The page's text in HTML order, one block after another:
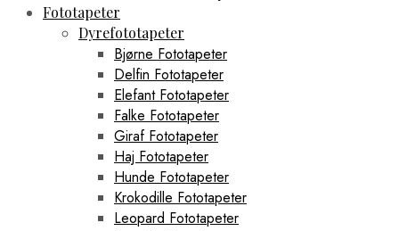
Fototapeter
Dyrefototapeter
Bjørne Fototapeter
Delfin Fototapeter
Elefant Fototapeter
Falke Fototapeter
Giraf Fototapeter
Haj Fototapeter
Hunde Fototapeter
Krokodille Fototapeter
Leopard Fototapeter